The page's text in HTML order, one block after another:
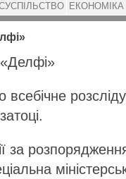
за
ЕКОНОМІКА